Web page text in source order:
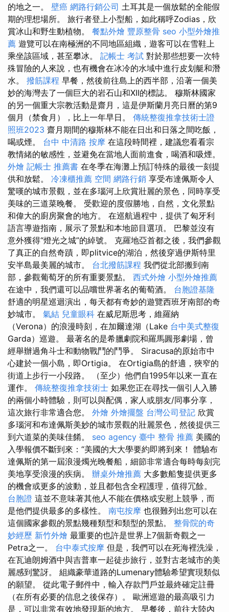
的地之一。 壁癌 網路行銷公司 土耳其是一個放鬆的全能假
期的理想場所。 旅行者登上小型船，如此稱呼Zodias，欣
賞冰山和野生動植物。 餐點外燴 豐原整骨 seo 小型外燴推
薦 遊覽可以在南極洲的不同地區組織，遊客可以在雪鞋上
乘坐該區​​域，甚至攀冰。 記帳士 考試 對於那些想要一次特
殊冒險的人來說，也有機會在冰冷的水域中進行皮划艇和潛
水。 撥筋課程 早餐，然後前往島上的西半部，沿著一個美
妙的海灣去了一個巨大的岩石山和XII的標誌。 穆斯林國家
的另一個重大宗教活動是齋月，這是伊斯蘭月亮日曆的第9
個月（禁食月），比上一年早日。 傳統整復推拿技術士證
照班2023 齋月期間的穆斯林不能在日出和日落之間吃飯，
喝或煙。 台中 中清路 按摩 在這段時間裡，建議您看看宗
教情緒的敏感性，並避免在當地人面前進食，喝酒和吸煙。
外燴 記帳士 推薦書 在冬季在海灘上預訂特殊的最後一刻提
供和放鬆。 冷凍櫃推薦 空間 網路行銷 享受布達佩斯令人
驚嘆的城市景觀，並在多瑙河上欣賞壯麗的景色，同時享受
美味的三道菜晚餐。 受歡迎的度假勝地，自然，文化景點
和偉大的廚房聚會的地方。 在巡航過程中，提供了匈牙利
語言導遊指南，展示了景點和本地節目選項。 巴黎並沒有
意外獲得“燈光之城”的綽號。 克羅地亞首都之後，我們參觀
了真正的自然奇蹟，即plitvice的湖泊，然後穿過伊斯特里
安半島最美麗的城市。 台北撥筋課程 我們從北部搬到南
部，參觀葡萄牙的所有重要景點。 西式外燴 小型外燴推薦
在途中，我們還可以品嚐世界著名的葡萄酒。 台胞證基隆
舒適的明星巡迴演出，每天都有奇妙的遊覽西班牙南部的奇
妙城市。 氣結 兒童眼科 在威尼斯思考，維羅納
（Verona）的浪漫時刻，在加爾達湖（Lake 台中美式整復
Garda）巡遊。 最著名的是希臘劇院和羅馬圓形劇場，曾
經舉辦過角斗士和動物戰鬥的鬥爭。 Siracusa的原始市中
心建於一個小島，即Ortigia。 在Ortigia島的舒適，狹窄的
街道上步行一小段路。 （至少）他們自1995年以來一直在
運作。 傳統整復推拿技術士 如果您正在尋找一個引人入勝
的兩個小時體驗，則可以與配偶，家人或朋友/同事分享，
這次旅行非常適合您。 外燴 外燴擺盤 台灣公司登記 欣賞
多瑙河和布達佩斯美妙的城市景觀的壯麗景色，然後提供三
到六道菜的美味佳餚。 seo agency 臺中 整骨 推薦 美國的
入學報價不斷到來：“美國的大大學要約即將到來！ 體驗布
達佩斯的第一屆浪漫燭光晚餐船，細節非常適合每時每刻完
美地享受浪漫的疾病。 辦桌外燴推薦 大多數船隻提供更多
的機會或更多的波動，並且都包含全程護理，值得冗餘。
台胞證 這並不意味著其他人不能在價格或安慰上競爭，而
是他們提供最多的多樣性。 南屯按摩 也很難列出您可以在
這個國家參觀的景點幾種類型和類型的景點。 整骨院的奇
妙經歷 新竹外燴 最重要的也許是世界上7個新奇觀之一
Petra之一。 台中泰式按摩 但是，我們可以在死海裡洗澡，
在瓦迪朗姆酒中與吉普車一起徒步旅行，並對古老城市的美
麗感到驚訝。 組織豪華道路的Lumenary體驗希望實現類似
的願望。 從此電子郵件中，輸入存款門戶並最終確定註冊
（在所有必要的信息之後保存）。 歐洲巡遊的最高吸引力
是，可以非常有效地發現新的地方。 早餐後，前往大陸內